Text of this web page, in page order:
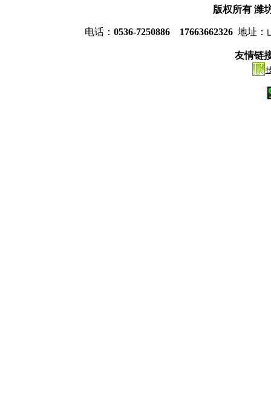
版权所有 潍
电话： 0536-7250886 17663662326 地址：
友情链